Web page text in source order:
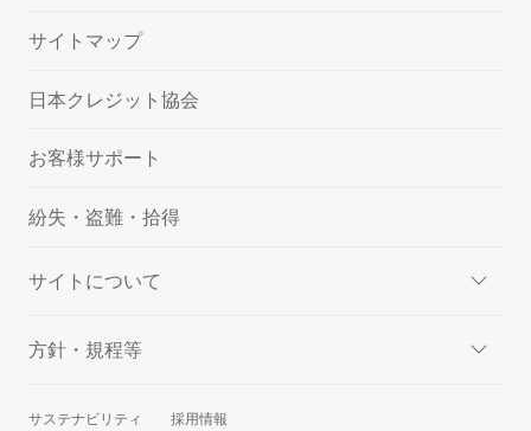
サイトマップ
日本クレジット協会
お客様サポート
紛失・盗難・拾得
サイトについて
方針・規程等
サステナビリティ 採用情報